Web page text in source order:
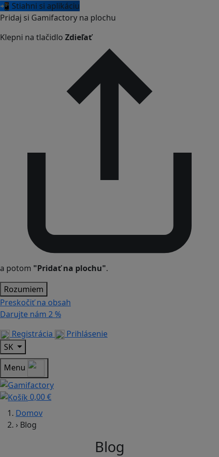
📲 Stiahni si aplikáciu
Pridaj si Gamifactory na plochu
Klepni na tlačidlo Zdieľať
a potom "Pridať na plochu".
Rozumiem
Preskočiť na obsah
Darujte nám 2 %
Registrácia
Prihlásenie
SK
Menu
0,00 €
Domov
› Blog
Blog